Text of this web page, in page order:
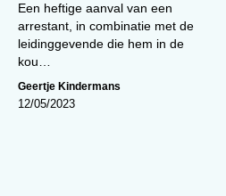
Een heftige aanval van een
arrestant, in combinatie met de
leidinggevende die hem in de
kou…
Geertje Kindermans
12/05/2023